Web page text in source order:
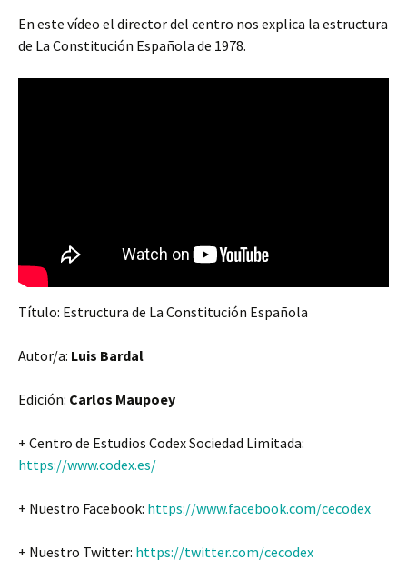
En este vídeo el director del centro nos explica la estructura
de La Constitución Española de 1978.
Título: Estructura de La Constitución Española
Autor/a: Luis Bardal
Edición: Carlos Maupoey
+ Centro de Estudios Codex Sociedad Limitada:
https://www.codex.es/
+ Nuestro Facebook: https://www.facebook.com/cecodex
+ Nuestro Twitter: https://twitter.com/cecodex